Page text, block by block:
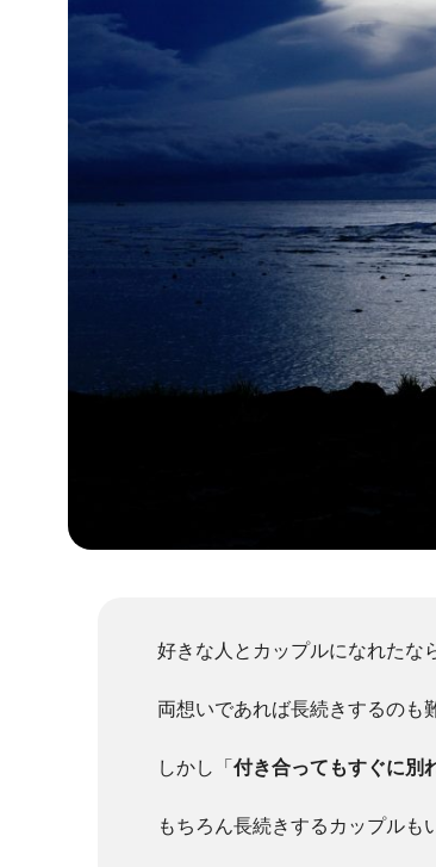
好きな人とカップルになれたな
両想いであれば長続きするのも
しかし「 付き合ってもすぐに別
もちろん長続きするカップルも